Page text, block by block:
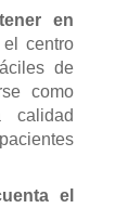
en
centro
de
como
calidad
el